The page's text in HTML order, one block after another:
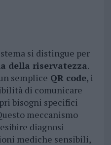
si distingue per
della riservatezza.
semplice QR code, i
di comunicare
bisogni specifici
meccanismo
diagnosi
mediche sensibili,